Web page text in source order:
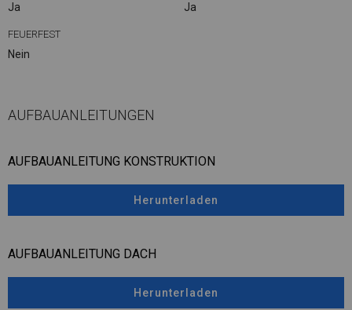
Ja Ja
FEUERFEST
Nein
AUFBAUANLEITUNGEN
AUFBAUANLEITUNG KONSTRUKTION
Herunterladen
AUFBAUANLEITUNG DACH
Herunterladen